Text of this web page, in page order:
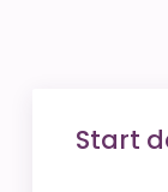
Start